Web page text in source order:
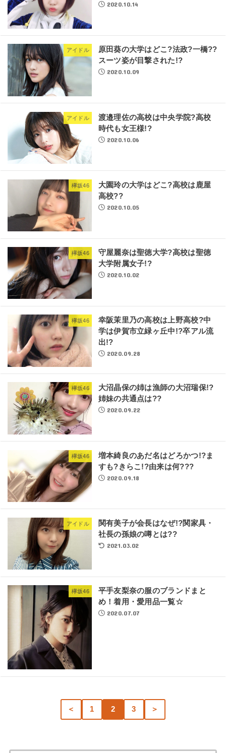
2020.10.14
アイドル
原田葵の大学はどこ?法政?一橋??
スーツ姿が目撃された!?
2020.10.09
アイドル
渡邉理佐の高校は中央学院?高校
時代も女王様!?
2020.10.06
欅坂46
大園玲の大学はどこ?高校は鹿屋
高校??
2020.10.05
欅坂46
守屋麗奈は聖徳大学?高校は聖徳
大学附属女子!?
2020.10.02
欅坂46
幸阪茉里乃の高校は上野高校?中
学は伊賀市立緑ヶ丘中!?卒アル流
出!?
2020.09.28
欅坂46
大沼晶保の姉は漁師の大沼瑞保!?
姉妹の共通点は??
2020.09.22
欅坂46
増本綺良のあだ名はどろかつ!?ま
すも?きらこ!?由来は何???
2020.09.18
アイドル
関有美子が会長はなぜ!?関家具・
社長の孫娘の噂とは??
2021.03.02
欅坂46
平手友梨奈の服のブランドまと
め！着用・愛用品一覧☆
2020.07.07
＜ 1 2 3 ＞